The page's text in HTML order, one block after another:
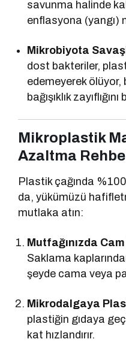
savunma halinde
enflasyona (yangı)
Mikrobiyota
dost bakteriler,
edemeyerek ölüyor,
bağışıklık
Mikroplastik
Azaltma
Plastik çağında
da, yükümüzü
mutlaka atın:
Mutfağınızda
Saklama
şeyde cama veya
Mikrodalgaya
plastiğin gıdaya
kat hızlandırır.